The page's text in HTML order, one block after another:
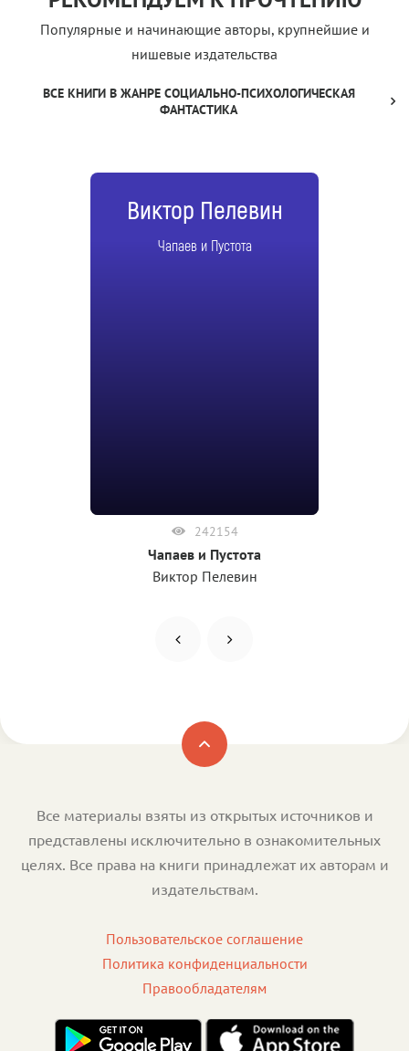
Популярные и начинающие авторы, крупнейшие и
нишевые издательства
ВСЕ КНИГИ В ЖАНРЕ СОЦИАЛЬНО-ПСИХОЛОГИЧЕСКАЯ
ФАНТАСТИКА
Виктор Пелевин
Чапаев и Пустота
242154
Чапаев и Пустота
Виктор Пелевин
Все материалы взяты из открытых источников и
представлены исключительно в ознакомительных
целях. Все права на книги принадлежат их авторам и
издательствам.
Пользовательское соглашение
Политика конфиденциальности
Правообладателям